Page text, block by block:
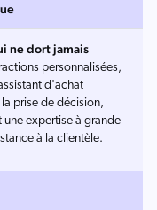
ne dort jamais
personnalisées,
d'achat
prise de décision,
expertise à grande
à la clientèle.